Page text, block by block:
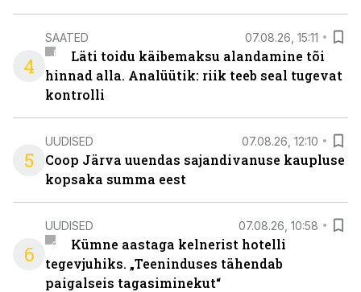
4
SAATED 07.08.26, 15:11
Läti toidu käibemaksu alandamine tõi
hinnad alla. Analüütik: riik teeb seal tugevat
kontrolli
5
UUDISED 07.08.26, 12:10
Coop Järva uuendas sajandivanuse kaupluse
kopsaka summa eest
6
UUDISED 07.08.26, 10:58
Kümne aastaga kelnerist hotelli
tegevjuhiks. „Teeninduses tähendab
paigalseis tagasiminekut“